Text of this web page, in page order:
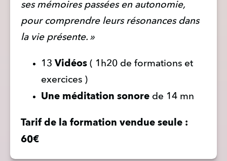
ses mémoires passées en autonomie,
pour comprendre leurs résonances dans
la vie présente. »
13 Vidéos ( 1h20 de formations et
exercices )
Une méditation sonore de 14 mn
Tarif de la formation vendue seule :
60€